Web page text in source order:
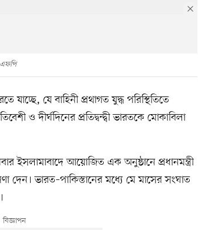
যে বাহিনী প্রথাগত যুদ্ধ পরিস্থিতিতে
ও দীর্ঘদিনের প্রতিদ্বন্দ্বী ভারতকে মোকাবিলা
ইসলামাবাদে আয়োজিত এক অনুষ্ঠানে প্রধানমন্ত্রী
ভারত–পাকিস্তানের মধ্যে মে মাসের সংঘাত